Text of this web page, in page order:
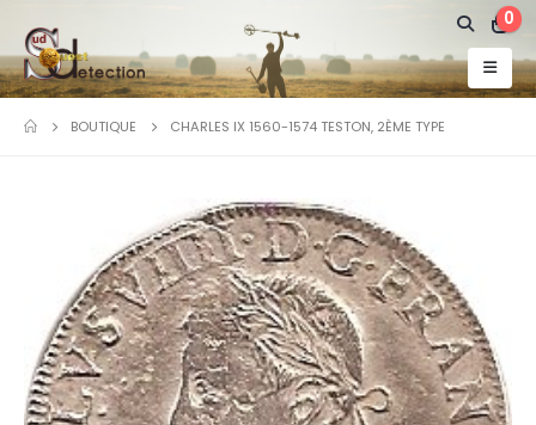
0
BOUTIQUE CHARLES IX 1560-1574 TESTON, 2ÈME TYPE